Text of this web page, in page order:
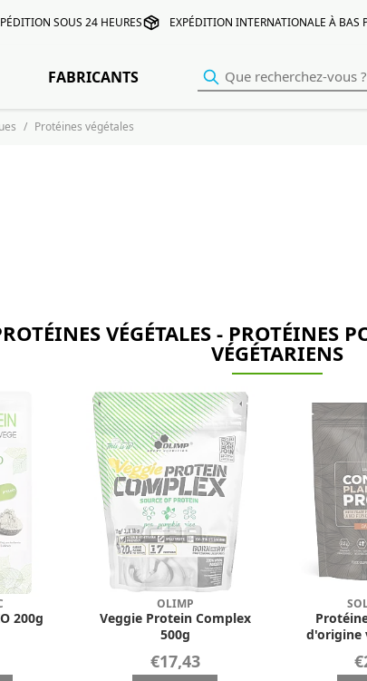
SOUS 24 HEURES EXPÉDITION INTERNATIONALE À BAS
FABRICANTS
Protéines végétales
VÉGÉTALES - PROTÉINES
VÉGÉTARIENS
200g
OLIMP
Veggie Protein Complex
500g
€17,43
d'origine